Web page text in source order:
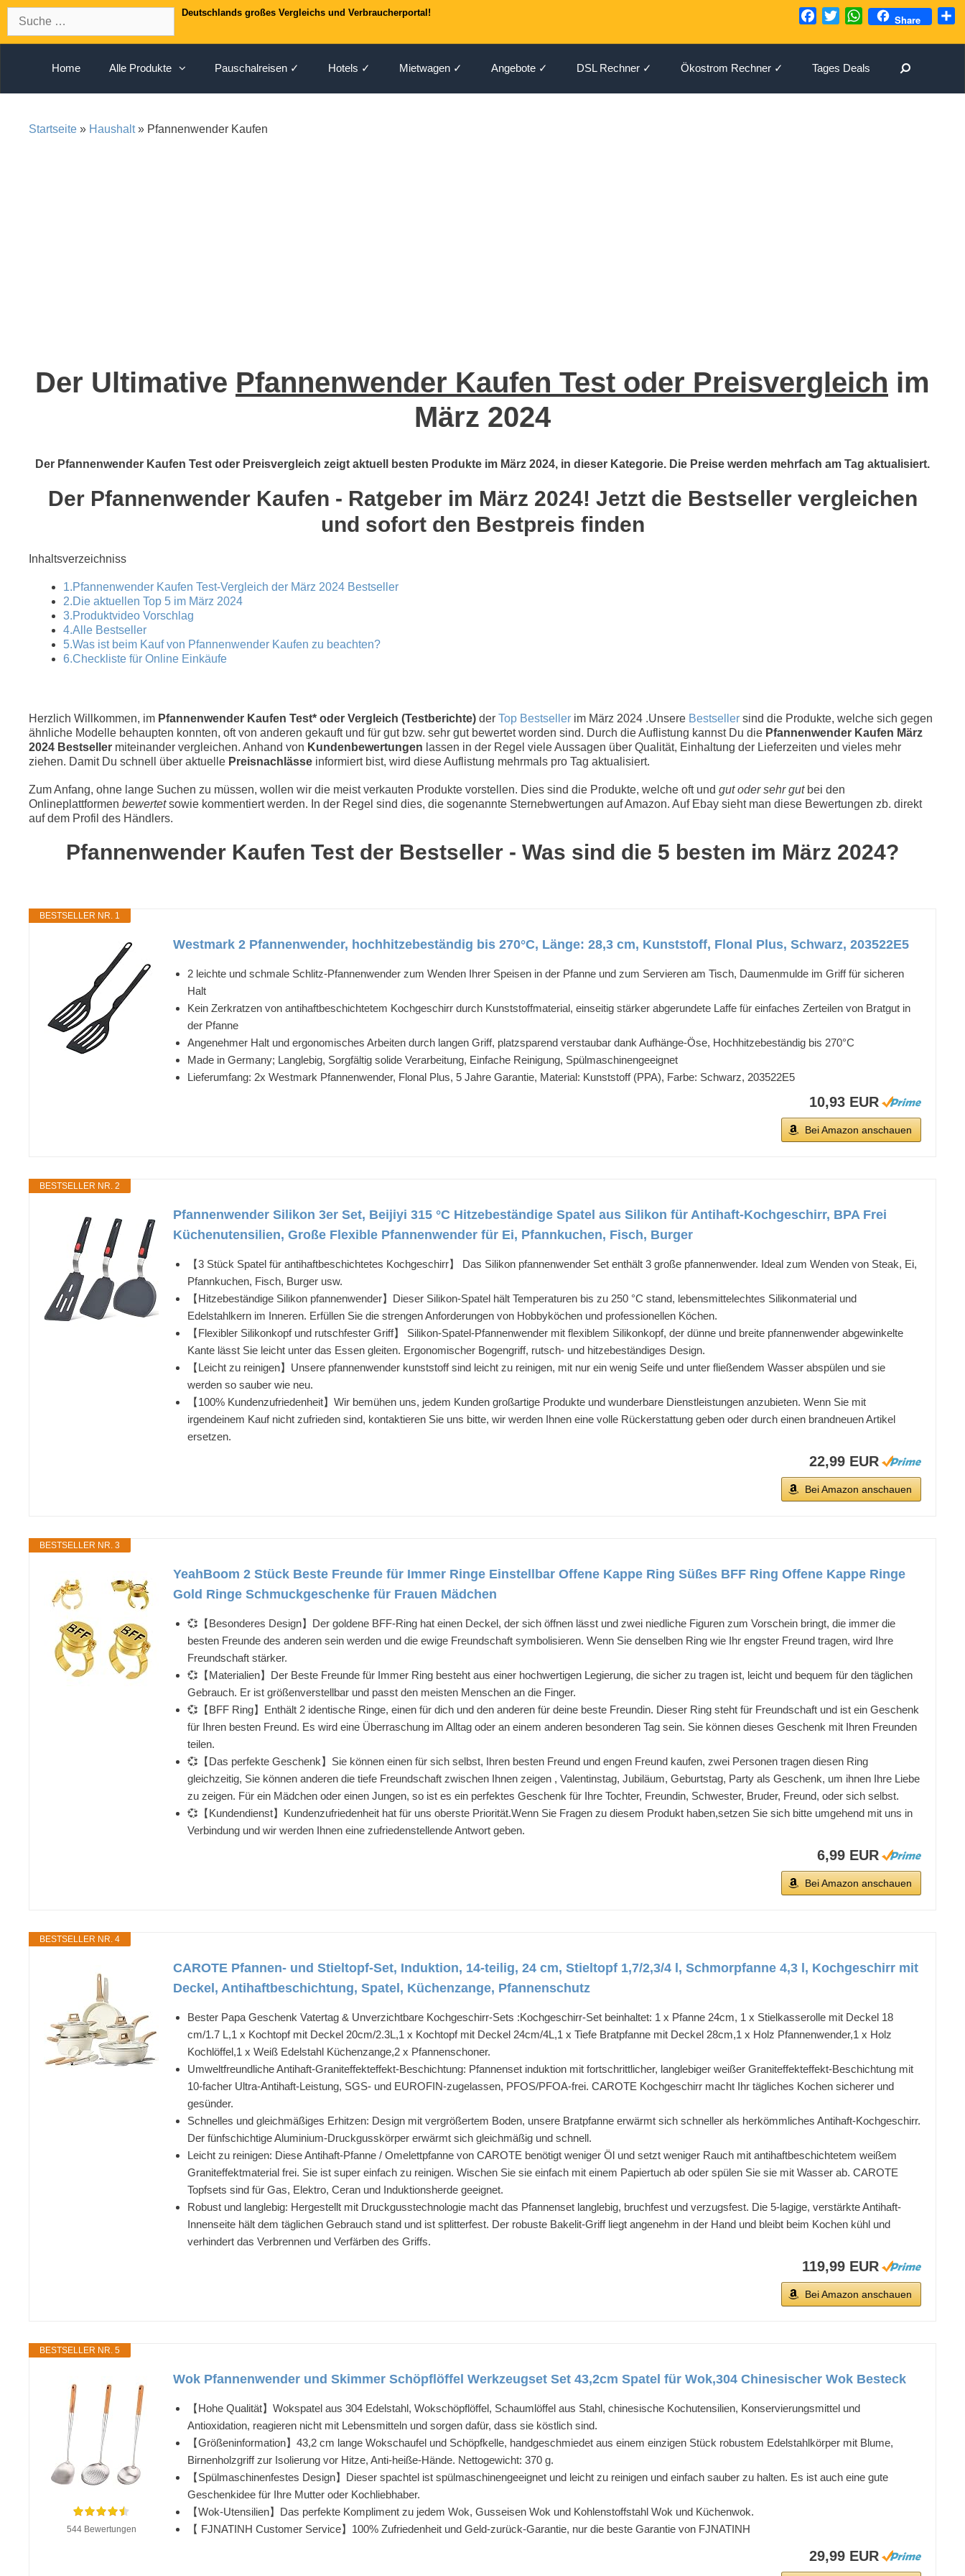
Springe
zum
Inhalt
nach:
Facebook
TwitterWhatsApp
Share
Deutschlands großes Vergleichs und Verbraucherportal!
Home Alle Produkte Pauschalreisen ✓ Hotels ✓ Mietwagen ✓ Angebote ✓ DSL Rechner ✓ Ökostrom Rechner ✓ Tages Deals
Startseite » Haushalt» Pfannenwender Kaufen
Der Ultimative Pfannenwender Kaufen Test oder Preisvergleich im
März 2024
Der Pfannenwender Kaufen Test oder Preisvergleich zeigt aktuell besten Produkte im März 2024, in dieser Kategorie. Die Preise werden mehrfach am Tag aktualisiert.
Der Pfannenwender Kaufen - Ratgeber im März 2024! Jetzt die Bestseller vergleichen
und sofort den Bestpreis finden
Inhaltsverzeichniss
1.Pfannenwender Kaufen Test-Vergleich der März 2024 Bestseller
2.Die aktuellen Top 5 im März 2024
3.Produktvideo Vorschlag
4.Alle Bestseller
5.Was ist beim Kauf von Pfannenwender Kaufen zu beachten?
6.Checkliste für Online Einkäufe
Herzlich Willkommen, im Pfannenwender Kaufen Test* oder Vergleich (Testberichte) der Top Bestseller im März 2024 .Unsere Bestseller sind die Produkte, welche sich gegen
ähnliche Modelle behaupten konnten, oft von anderen gekauft und für gut bzw. sehr gut bewertet worden sind. Durch die Auflistung kannst Du die Pfannenwender Kaufen März
2024 Bestseller miteinander vergleichen. Anhand von Kundenbewertungen lassen in der Regel viele Aussagen über Qualität, Einhaltung der Lieferzeiten und vieles mehr
ziehen. Damit Du schnell über aktuelle Preisnachlässe informiert bist, wird diese Auflistung mehrmals pro Tag aktualisiert.
Zum Anfang, ohne lange Suchen zu müssen, wollen wir die meist verkauten Produkte vorstellen. Dies sind die Produkte, welche oft und gut oder sehr gutbei den
Onlineplattformen bewertetsowie kommentiert werden. In der Regel sind dies, die sogenannte Sternebwertungen auf Amazon. Auf Ebay sieht man diese Bewertungen zb. direkt
auf dem Profil des Händlers.
Pfannenwender Kaufen Test der Bestseller - Was sind die 5 besten im März 2024?
BESTSELLER NR. 1
Westmark 2 Pfannenwender, hochhitzebeständig bis 270°C, Länge: 28,3 cm, Kunststoff, Flonal Plus, Schwarz, 203522E5
2 leichte und schmale Schlitz-Pfannenwender zum Wenden Ihrer Speisen in der Pfanne und zum Servieren am Tisch, Daumenmulde im Griff für sicheren
Halt
Kein Zerkratzen von antihaftbeschichtetem Kochgeschirr durch Kunststoffmaterial, einseitig stärker abgerundete Laffe für einfaches Zerteilen von Bratgut in
der Pfanne
Angenehmer Halt und ergonomisches Arbeiten durch langen Griff, platzsparend verstaubar dank Aufhänge-Öse, Hochhitzebeständig bis 270°C
Made in Germany; Langlebig, Sorgfältig solide Verarbeitung, Einfache Reinigung, Spülmaschinengeeignet
Lieferumfang: 2x Westmark Pfannenwender, Flonal Plus, 5 Jahre Garantie, Material: Kunststoff (PPA), Farbe: Schwarz, 203522E5
10,93 EUR
Bei Amazon anschauen
BESTSELLER NR. 2
Pfannenwender Silikon 3er Set, Beijiyi 315 °C Hitzebeständige Spatel aus Silikon für Antihaft-Kochgeschirr, BPA Frei
Küchenutensilien, Große Flexible Pfannenwender für Ei, Pfannkuchen, Fisch, Burger
【3 Stück Spatel für antihaftbeschichtetes Kochgeschirr】 Das Silikon pfannenwender Set enthält 3 große pfannenwender. Ideal zum Wenden von Steak, Ei,
Pfannkuchen, Fisch, Burger usw.
【Hitzebeständige Silikon pfannenwender】Dieser Silikon-Spatel hält Temperaturen bis zu 250 °C stand, lebensmittelechtes Silikonmaterial und
Edelstahlkern im Inneren. Erfüllen Sie die strengen Anforderungen von Hobbyköchen und professionellen Köchen.
【Flexibler Silikonkopf und rutschfester Griff】 Silikon-Spatel-Pfannenwender mit flexiblem Silikonkopf, der dünne und breite pfannenwender abgewinkelte
Kante lässt Sie leicht unter das Essen gleiten. Ergonomischer Bogengriff, rutsch- und hitzebeständiges Design.
【Leicht zu reinigen】Unsere pfannenwender kunststoff sind leicht zu reinigen, mit nur ein wenig Seife und unter fließendem Wasser abspülen und sie
werden so sauber wie neu.
【100% Kundenzufriedenheit】Wir bemühen uns, jedem Kunden großartige Produkte und wunderbare Dienstleistungen anzubieten. Wenn Sie mit
irgendeinem Kauf nicht zufrieden sind, kontaktieren Sie uns bitte, wir werden Ihnen eine volle Rückerstattung geben oder durch einen brandneuen Artikel
ersetzen.
22,99 EUR
Bei Amazon anschauen
BESTSELLER NR. 3
YeahBoom 2 Stück Beste Freunde für Immer Ringe Einstellbar Offene Kappe Ring Süßes BFF Ring Offene Kappe Ringe
Gold Ringe Schmuckgeschenke für Frauen Mädchen
💞【Besonderes Design】Der goldene BFF-Ring hat einen Deckel, der sich öffnen lässt und zwei niedliche Figuren zum Vorschein bringt, die immer die
besten Freunde des anderen sein werden und die ewige Freundschaft symbolisieren. Wenn Sie denselben Ring wie Ihr engster Freund tragen, wird Ihre
Freundschaft stärker.
💞【Materialien】Der Beste Freunde für Immer Ring besteht aus einer hochwertigen Legierung, die sicher zu tragen ist, leicht und bequem für den täglichen
Gebrauch. Er ist größenverstellbar und passt den meisten Menschen an die Finger.
💞【BFF Ring】Enthält 2 identische Ringe, einen für dich und den anderen für deine beste Freundin. Dieser Ring steht für Freundschaft und ist ein Geschenk
für Ihren besten Freund. Es wird eine Überraschung im Alltag oder an einem anderen besonderen Tag sein. Sie können dieses Geschenk mit Ihren Freunden
teilen.
💞【Das perfekte Geschenk】Sie können einen für sich selbst, Ihren besten Freund und engen Freund kaufen, zwei Personen tragen diesen Ring
gleichzeitig, Sie können anderen die tiefe Freundschaft zwischen Ihnen zeigen , Valentinstag, Jubiläum, Geburtstag, Party als Geschenk, um ihnen Ihre Liebe
zu zeigen. Für ein Mädchen oder einen Jungen, so ist es ein perfektes Geschenk für Ihre Tochter, Freundin, Schwester, Bruder, Freund, oder sich selbst.
💞【Kundendienst】Kundenzufriedenheit hat für uns oberste Priorität.Wenn Sie Fragen zu diesem Produkt haben,setzen Sie sich bitte umgehend mit uns in
Verbindung und wir werden Ihnen eine zufriedenstellende Antwort geben.
6,99 EUR
Bei Amazon anschauen
BESTSELLER NR. 4
CAROTE Pfannen- und Stieltopf-Set, Induktion, 14-teilig, 24 cm, Stieltopf 1,7/2,3/4 l, Schmorpfanne 4,3 l, Kochgeschirr mit
Deckel, Antihaftbeschichtung, Spatel, Küchenzange, Pfannenschutz
Bester Papa Geschenk Vatertag & Unverzichtbare Kochgeschirr-Sets :Kochgeschirr-Set beinhaltet: 1 x Pfanne 24cm, 1 x Stielkasserolle mit Deckel 18
cm/1.7 L,1 x Kochtopf mit Deckel 20cm/2.3L,1 x Kochtopf mit Deckel 24cm/4L,1 x Tiefe Bratpfanne mit Deckel 28cm,1 x Holz Pfannenwender,1 x Holz
Kochlöffel,1 x Weiß Edelstahl Küchenzange,2 x Pfannenschoner.
Umweltfreundliche Antihaft-Graniteffekteffekt-Beschichtung: Pfannenset induktion mit fortschrittlicher, langlebiger weißer Graniteffekteffekt-Beschichtung mit
10-facher Ultra-Antihaft-Leistung, SGS- und EUROFIN-zugelassen, PFOS/PFOA-frei. CAROTE Kochgeschirr macht Ihr tägliches Kochen sicherer und
gesünder.
Schnelles und gleichmäßiges Erhitzen: Design mit vergrößertem Boden, unsere Bratpfanne erwärmt sich schneller als herkömmliches Antihaft-Kochgeschirr.
Der fünfschichtige Aluminium-Druckgusskörper erwärmt sich gleichmäßig und schnell.
Leicht zu reinigen: Diese Antihaft-Pfanne / Omelettpfanne von CAROTE benötigt weniger Öl und setzt weniger Rauch mit antihaftbeschichtetem weißem
Graniteffektmaterial frei. Sie ist super einfach zu reinigen. Wischen Sie sie einfach mit einem Papiertuch ab oder spülen Sie sie mit Wasser ab. CAROTE
Topfsets sind für Gas, Elektro, Ceran und Induktionsherde geeignet.
Robust und langlebig: Hergestellt mit Druckgusstechnologie macht das Pfannenset langlebig, bruchfest und verzugsfest. Die 5-lagige, verstärkte Antihaft-
Innenseite hält dem täglichen Gebrauch stand und ist splitterfest. Der robuste Bakelit-Griff liegt angenehm in der Hand und bleibt beim Kochen kühl und
verhindert das Verbrennen und Verfärben des Griffs.
119,99 EUR
Bei Amazon anschauen
BESTSELLER NR. 5
544 Bewertungen
Wok Pfannenwender und Skimmer Schöpflöffel Werkzeugset Set 43,2cm Spatel für Wok,304 Chinesischer Wok Besteck
【Hohe Qualität】Wokspatel aus 304 Edelstahl, Wokschöpflöffel, Schaumlöffel aus Stahl, chinesische Kochutensilien, Konservierungsmittel und
Antioxidation, reagieren nicht mit Lebensmitteln und sorgen dafür, dass sie köstlich sind.
【Größeninformation】43,2 cm lange Wokschaufel und Schöpfkelle, handgeschmiedet aus einem einzigen Stück robustem Edelstahlkörper mit Blume,
Birnenholzgriff zur Isolierung vor Hitze, Anti-heiße-Hände. Nettogewicht: 370 g.
【Spülmaschinenfestes Design】Dieser spachtel ist spülmaschinengeeignet und leicht zu reinigen und einfach sauber zu halten. Es ist auch eine gute
Geschenkidee für Ihre Mutter oder Kochliebhaber.
【Wok-Utensilien】Das perfekte Kompliment zu jedem Wok, Gusseisen Wok und Kohlenstoffstahl Wok und Küchenwok.
【 FJNATINH Customer Service】100% Zufriedenheit und Geld-zurück-Garantie, nur die beste Garantie von FJNATINH
29,99 EUR